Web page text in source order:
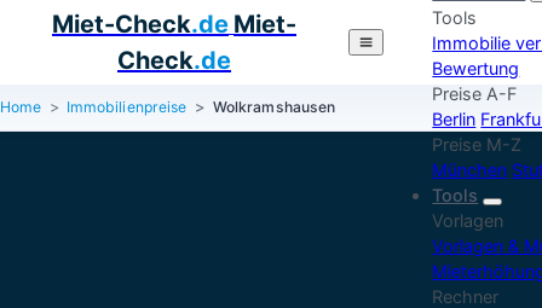
Miet-Check.de Miet-
Check.de
Tools
Immobilie
Bewertung
Preise A-F
Berlin
Preise M-Z
München
Tools
Vorlagen
Vorlagen &
Rechner
Home Immobilienpreise Wolkramshausen